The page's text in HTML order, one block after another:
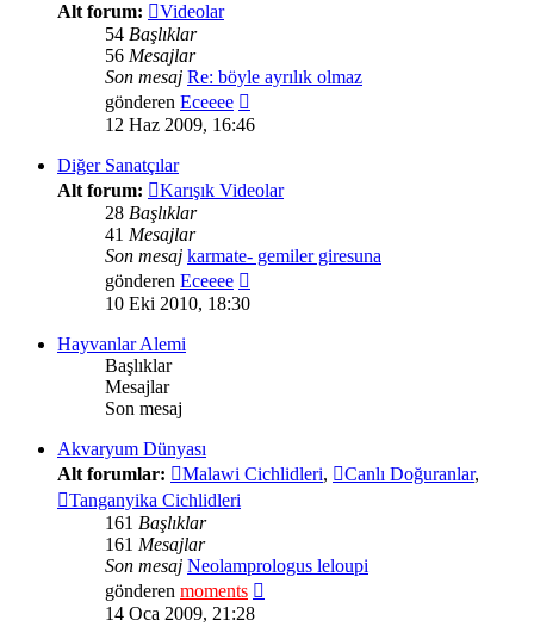
Alt forum:
Videolar
54 Başlıklar
56 Mesajlar
Son mesaj Re: böyle ayrılık olmaz
gönderen Eceeee
mesajı
12 Haz 2009, 16:46
Diğer Sanatçılar
Alt forum:
Karışık Videolar
28 Başlıklar
41 Mesajlar
Son mesaj karmate- gemiler giresuna
gönderen Eceeee
mesajı
10 Eki 2010, 18:30
Hayvanlar Alemi
Başlıklar
Mesajlar
Son mesaj
Akvaryum Dünyası
Alt forumlar:
Malawi Cichlidleri, Canlı Doğuranlar,
Tanganyika Cichlidleri
161 Başlıklar
161 Mesajlar
Son mesaj Neolamprologus leloupi
gönderen moments
14 Oca 2009, 21:28